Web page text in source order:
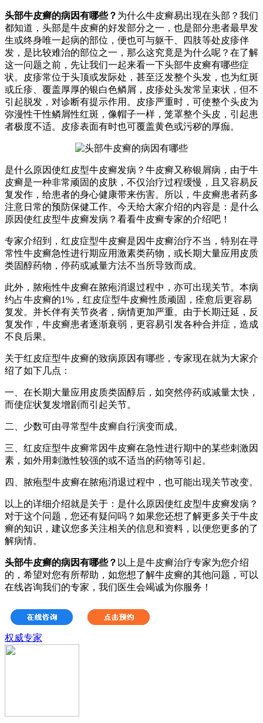
头部牛皮癣的病因有哪些？ 为什么牛皮癣易出现在头部？我们
都知道，头部是牛皮癣的好发部分之一，也是部分患者最早发
生或终身唯一起病的部位，便也可与躯干、四肢等处皮疹伴
发，是比较难治的部位之一，那么这究竟是为什么呢？在了解
这一问题之前，先让我们一起来看一下头部牛皮癣有哪些症
状。皮疹常位于头顶或发际处，甚至泛发整个头发，也为红斑
或丘疹、覆盖厚厚的银白色鳞屑，皮疹处头发常呈束状，但不
引起脱发，对诊断有提示作用。皮疹严重时，可使整个头皮为
弥漫性干性鳞屑性红斑，像帽子一样，笼罩整个头皮，引起患
者极度不适。皮疹表面有时也可覆盖黄色或污秽的厚痂。
是什么原因使红皮型牛皮癣发病？牛皮癣又称银屑病，由于牛
皮癣是一种非常顽固的皮肤，不仅治疗过程缓慢，且又容易反
复发作，给患者的身心健康带来伤害。所以，牛皮癣患者药多
注意日常的预防保健工作。今天给大家介绍的内容是：是什么
原因使红皮型牛皮癣发病？看看牛皮癣专家的介绍吧！
专家介绍到，红皮症型牛皮癣是因牛皮癣治疗不当，特别在寻
常性牛皮癣急性进行期应用激素类药物，或长期大量应用皮质
类固醇药物，停药或减量方法不当所导致而成。
此外，脓疱性牛皮癣在脓疱消退过程中，亦可出现关节。本病
约占牛皮癣的1%，红皮症型牛皮癣性质顽固，痊愈后更容易
复发。并长伴有关节炎者，病情更加严重。由于长期迁延，反
复发作，牛皮癣患者逐渐衰弱，更容易引发各种合并症，造成
不良后果。
关于红皮症型牛皮癣的致病原因有哪些，专家现在就为大家介
绍了如下几点：
一、在长期大量应用皮质类固醇后，如突然停药或减量太快，
而使症状复发增剧而引起关节。
二、少数可由寻常型牛皮癣自行演变而成。
三、红皮症型牛皮癣常因牛皮癣在急性进行期中的某些刺激因
素，如外用刺激性较强的或不适当的药物等引起。
四、脓疱型牛皮癣在脓疱消退过程中，也可能出现关节改变。
以上的详细介绍就是关于：是什么原因使红皮型牛皮癣发病？
对于这个问题，您还有疑问吗？如果您还想了解更多关于牛皮
癣的知识，建议您多关注相关的信息和资料，以便您更多的了
解病情。
头部牛皮癣的病因有哪些？ 以上是牛皮癣治疗专家为您介绍
的，希望对您有所帮助，如您想了解牛皮癣的其他问题，可以
在线咨询我们的专家，我们医生会竭诚为你服务！
权威专家